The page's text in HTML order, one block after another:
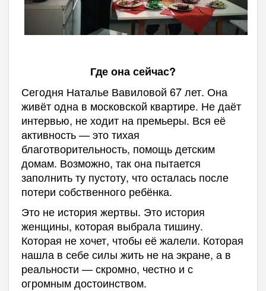
Где она сейчас?
Сегодня Наталье Вавиловой 67 лет. Она
живёт одна в московской квартире. Не даёт
интервью, не ходит на премьеры. Вся её
активность — это тихая
благотворительность, помощь детским
домам. Возможно, так она пытается
заполнить ту пустоту, что осталась после
потери собственного ребёнка.
Это не история жертвы. Это история
женщины, которая выбрала тишину.
Которая не хочет, чтобы её жалели. Которая
нашла в себе силы жить не на экране, а в
реальности — скромно, честно и с
огромным достоинством.